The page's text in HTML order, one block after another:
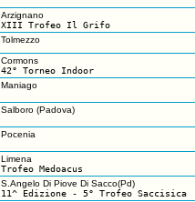
Arzignano
XIII Trofeo Il Grifo
Tolmezzo
Cormons
42° Torneo Indoor
Maniago
Salboro (Padova)
Pocenia
Limena
Trofeo Medoacus
S.Angelo Di Piove Di Sacco(Pd)
11^ Edizione - 5° Trofeo Saccisica